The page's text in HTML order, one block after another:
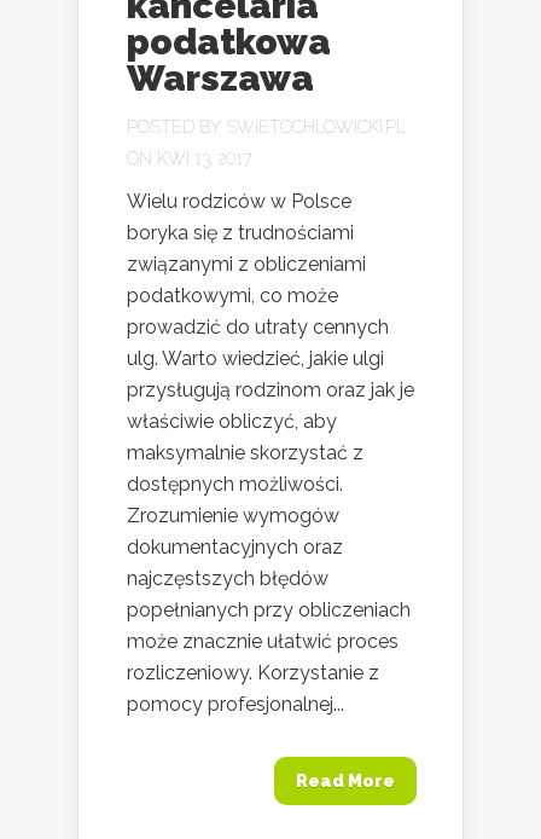
podatkowa
Warszawa
POSTED BY SWIETOCHLOWICKI.PL
ON KWI 13, 2017
Wielu rodziców w Polsce
boryka się z trudnościami
związanymi z obliczeniami
podatkowymi, co może
prowadzić do utraty cennych
ulg. Warto wiedzieć, jakie ulgi
przysługują rodzinom oraz jak je
właściwie obliczyć, aby
maksymalnie skorzystać z
dostępnych możliwości.
Zrozumienie wymogów
dokumentacyjnych oraz
najczęstszych błędów
popełnianych przy obliczeniach
może znacznie ułatwić proces
rozliczeniowy. Korzystanie z
pomocy profesjonalnej...
Read More